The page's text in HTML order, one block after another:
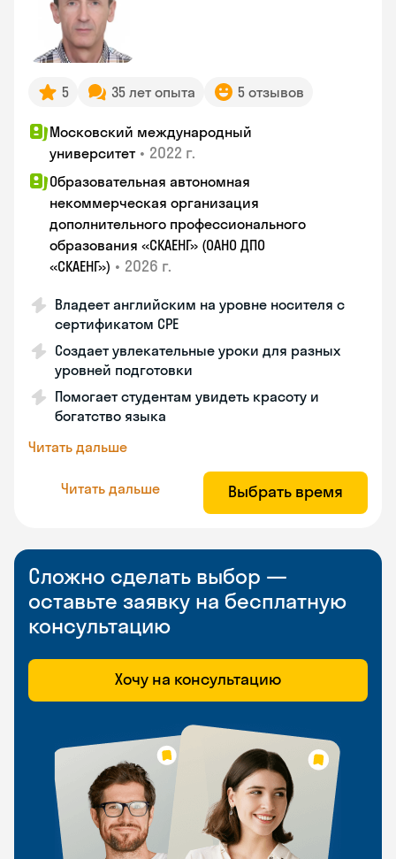
5 35 лет опыта 5 отзывов
Московский международный
университет • 2022 г.
Образовательная автономная
некоммерческая организация
дополнительного профессионального
образования «СКАЕНГ» (ОАНО ДПО
«СКАЕНГ») • 2026 г.
Владеет английским на уровне носителя с
сертификатом СРЕ
Создает увлекательные уроки для разных
уровней подготовки
Помогает студентам увидеть красоту и
богатство языка
Читать дальше
Читать дальше Выбрать время
Сложно сделать выбор —
оставьте заявку на бесплатную
консультацию
Хочу на консультацию